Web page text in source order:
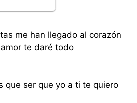
me han llegado al corazón
te daré todo
que ser que yo a ti te quiero